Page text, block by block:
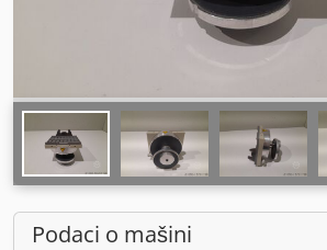
Podaci o mašini